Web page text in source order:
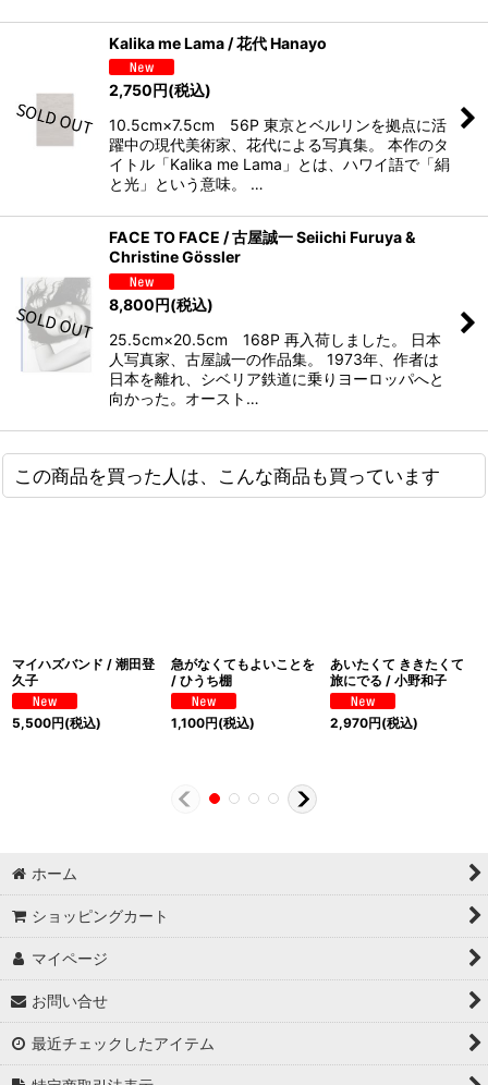
Kalika me Lama / 花代 Hanayo
2,750円(税込)
10.5cm×7.5cm 56P 東京とベルリンを拠点に活
躍中の現代美術家、花代による写真集。 本作のタ
イトル「Kalika me Lama」とは、ハワイ語で「絹
と光」という意味。 …
FACE TO FACE / 古屋誠一 Seiichi Furuya &
Christine Gössler
8,800円(税込)
25.5cm×20.5cm 168P 再入荷しました。 日本
人写真家、古屋誠一の作品集。 1973年、作者は
日本を離れ、シベリア鉄道に乗りヨーロッパへと
向かった。オースト…
この商品を買った人は、こんな商品も買っています
マイハズバンド / 潮田登
久子
5,500円(税込)
急がなくてもよいことを
/ ひうち棚
1,100円(税込)
あいたくて ききたくて
旅にでる / 小野和子
2,970円(税込)
ホーム
ショッピングカート
マイページ
お問い合せ
最近チェックしたアイテム